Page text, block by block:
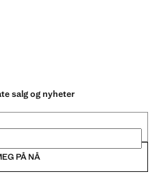
salg og nyheter
PÅ NÅ